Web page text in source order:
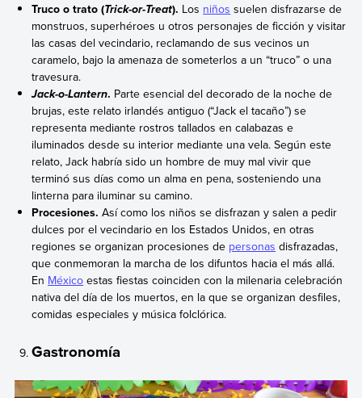
Truco o trato (Trick-or-Treat). Los niños suelen disfrazarse de
monstruos, superhéroes u otros personajes de ficción y visitar
las casas del vecindario, reclamando de sus vecinos un
caramelo, bajo la amenaza de someterlos a un “truco” o una
travesura.
Jack-o-Lantern. Parte esencial del decorado de la noche de
brujas, este relato irlandés antiguo (“Jack el tacaño”) se
representa mediante rostros tallados en calabazas e
iluminados desde su interior mediante una vela. Según este
relato, Jack habría sido un hombre de muy mal vivir que
terminó sus días como un alma en pena, sosteniendo una
linterna para iluminar su camino.
Procesiones. Así como los niños se disfrazan y salen a pedir
dulces por el vecindario en los Estados Unidos, en otras
regiones se organizan procesiones de personas disfrazadas,
que conmemoran la marcha de los difuntos hacia el más allá.
En México estas fiestas coinciden con la milenaria celebración
nativa del día de los muertos, en la que se organizan desfiles,
comidas especiales y música folclórica.
Gastronomía